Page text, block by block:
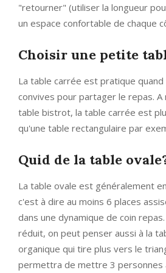
"retourner" (utiliser la longueur
un espace confortable de chaque
Choisir une petite
La table carrée est pratique
convives pour partager le repas. A
table bistrot, la table carrée est
qu'une table rectangulaire par
Quid de la table
La table ovale est généralement
c'est à dire au moins 6 places
dans une dynamique de coin
réduit, on peut penser aussi à la
organique qui tire plus vers le
permettra de mettre 3 personnes